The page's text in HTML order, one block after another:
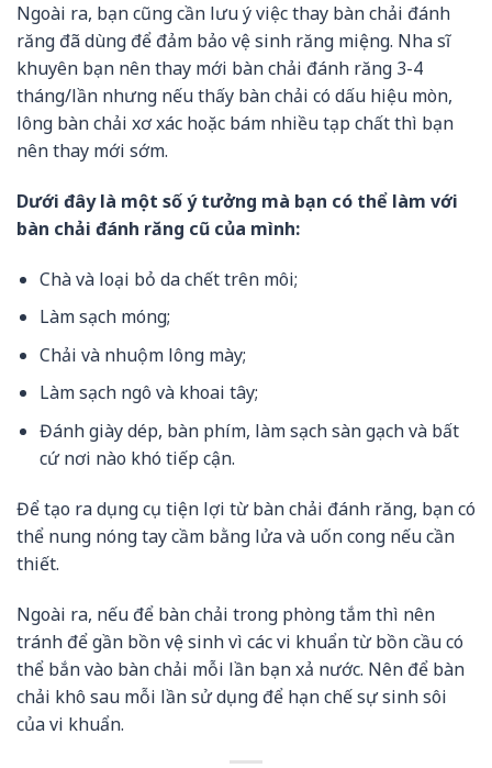
Ngoài ra, bạn cũng cần lưu ý việc thay bàn chải đánh
răng đã dùng để đảm bảo vệ sinh răng miệng. Nha sĩ
khuyên bạn nên thay mới bàn chải đánh răng 3-4
tháng/lần nhưng nếu thấy bàn chải có dấu hiệu mòn,
lông bàn chải xơ xác hoặc bám nhiều tạp chất thì bạn
nên thay mới sớm.
Dưới đây là một số ý tưởng mà bạn có thể làm với
bàn chải đánh răng cũ của mình:
Chà và loại bỏ da chết trên môi;
Làm sạch móng;
Chải và nhuộm lông mày;
Làm sạch ngô và khoai tây;
Đánh giày dép, bàn phím, làm sạch sàn gạch và bất
cứ nơi nào khó tiếp cận.
Để tạo ra dụng cụ tiện lợi từ bàn chải đánh răng, bạn có
thể nung nóng tay cầm bằng lửa và uốn cong nếu cần
thiết.
Ngoài ra, nếu để bàn chải trong phòng tắm thì nên
tránh để gần bồn vệ sinh vì các vi khuẩn từ bồn cầu có
thể bắn vào bàn chải mỗi lần bạn xả nước. Nên để bàn
chải khô sau mỗi lần sử dụng để hạn chế sự sinh sôi
của vi khuẩn.